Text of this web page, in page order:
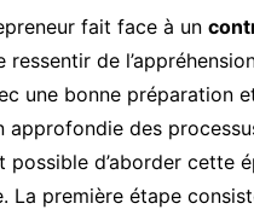
fait face à un
ressentir de
une bonne préparation
approfondie des
possible d’aborder cette
La première étape